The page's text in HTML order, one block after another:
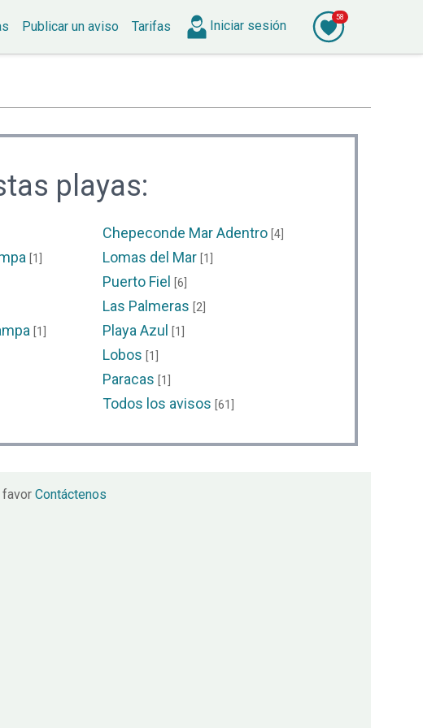
Publicar un aviso Tarifas Iniciar sesión
58
playas:
[1]
[1]
Chepeconde Mar Adentro [4]
Lomas del Mar [1]
Puerto Fiel [6]
Las Palmeras [2]
Playa Azul [1]
Lobos [1]
Paracas [1]
Todos los avisos [61]
favor Contáctenos